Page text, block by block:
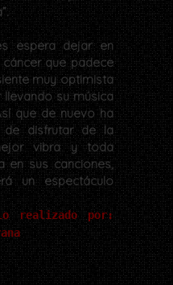
espera dejar en
que padece
muy optimista
su música
que de nuevo ha
disfrutar de la
vibra y toda
en sus canciones,
un espectáculo
realizado por: